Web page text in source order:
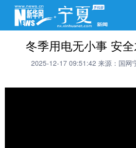
冬季用电无小事 安
2025-12-17 09:51:42 来源：国网